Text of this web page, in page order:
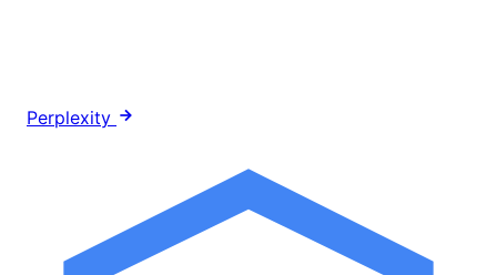
Perplexity